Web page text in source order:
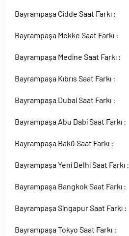
Bayrampaşa Cidde Saat Farkı :
Bayrampaşa Mekke Saat Farkı :
Bayrampaşa Medine Saat Farkı :
Bayrampaşa Kıbrıs Saat Farkı :
Bayrampaşa Dubai Saat Farkı :
Bayrampaşa Abu Dabi Saat Farkı :
Bayrampaşa Bakü Saat Farkı :
Bayrampaşa Yeni Delhi Saat Farkı :
Bayrampaşa Bangkok Saat Farkı :
Bayrampaşa Singapur Saat Farkı :
Bayrampaşa Tokyo Saat Farkı :